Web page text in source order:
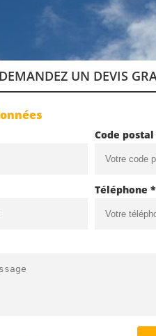
DEMANDEZ UN DEVIS
Code
Téléphone *